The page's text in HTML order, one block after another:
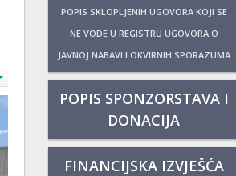
POPIS SKLOPLJENIH UGOVORA KOJI SE
NE VODE U REGISTRU UGOVORA O
JAVNOJ NABAVI I OKVIRNIH SPORAZUMA
POPIS SPONZORSTAVA I
DONACIJA
FINANCIJSKA IZVJEŠĆA